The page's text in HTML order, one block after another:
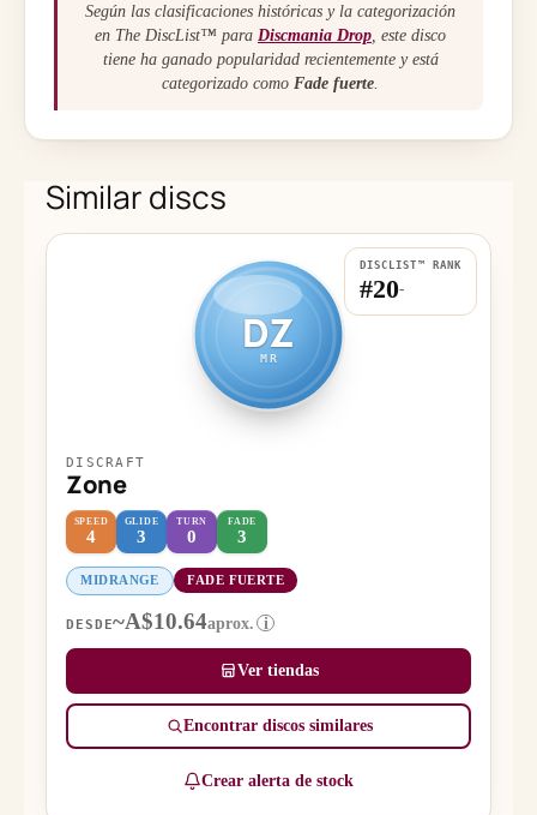
Según las clasificaciones históricas y la categorización
en The DiscList™ para Discmania Drop , este disco
tiene ha ganado popularidad recientemente y está
categorizado como Fade fuerte
Similar discs
DZ
MR
DISCLIST™ RANK
#20-
DISCRAFT
Zone
SPEED
4
GLIDE
3
TURN
0
FADE
3
MIDRANGE FADE FUERTE
DESDE~A$10.64aprox. i
Ver tiendas
Encontrar discos similares
Crear alerta de stock